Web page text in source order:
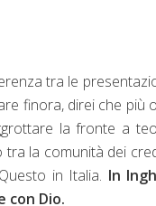
tra le
finora, direi che più
la fronte a
tra la comunità dei
in Italia. In
Dio.